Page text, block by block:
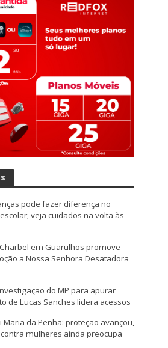
pode fazer diferença no
veja cuidados na volta às
em Guarulhos promove
a Nossa Senhora Desatadora
do MP para apurar
de Lucas Sanches lidera acessos
Maria da Penha: proteção avançou,
mulheres ainda preocupa